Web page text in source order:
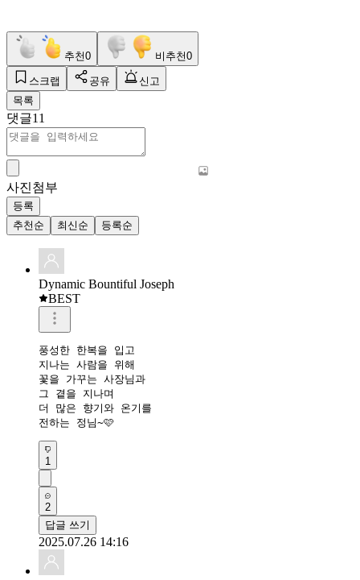
추천0 비추천0
스크랩 공유
신고
목록
댓글11
사진첨부
등록
추천순
최신순 등록순
Dynamic Bountiful Joseph
BEST
풍성한 한복을 입고
지나는 사람을 위해
꽃을 가꾸는 사장님과
그 곁을 지나며
더 많은 향기와 온기를
전하는 정님~🩷
1
2
답글 쓰기
2025.07.26 14:16